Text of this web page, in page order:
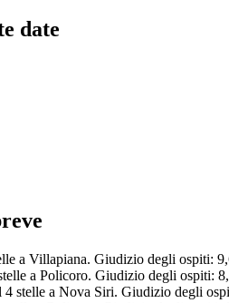
date
a Villapiana. Giudizio degli ospiti:
a Policoro. Giudizio degli ospiti:
stelle a Nova Siri. Giudizio degli